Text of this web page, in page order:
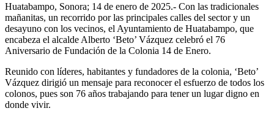
Huatabampo, Sonora; 14 de enero de 2025.- Con las tradicionales
mañanitas, un recorrido por las principales calles del sector y un
desayuno con los vecinos, el Ayuntamiento de Huatabampo, que
encabeza el alcalde Alberto ‘Beto’ Vázquez celebró el 76
Aniversario de Fundación de la Colonia 14 de Enero.
Reunido con líderes, habitantes y fundadores de la colonia, ‘Beto’
Vázquez dirigió un mensaje para reconocer el esfuerzo de todos los
colonos, pues son 76 años trabajando para tener un lugar digno en
donde vivir.